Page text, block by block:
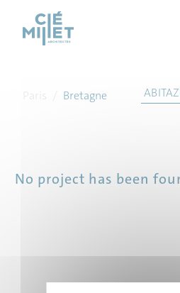
Paris Bretagne
No project has been